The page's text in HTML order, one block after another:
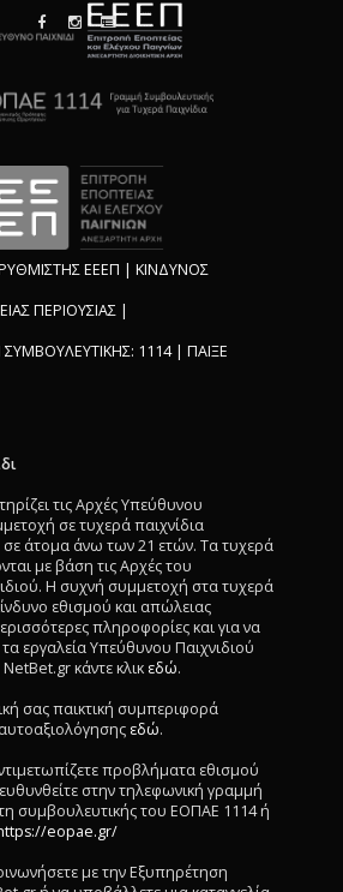
ΕΕΕΠ | ΚΙΝΔΥΝΟΣ
ΠΕΡΙΟΥΣΙΑΣ |
1114 | ΠΑΙΞΕ
τις Αρχές Υπεύθυνου
σε τυχερά παιχνίδια
σε άτομα άνω των 21 ετών. Τα τυχερά
με βάση τις Αρχές του
Η συχνή συμμετοχή στα τυχερά
εθισμού και απώλειας
πληροφορίες και για να
εργαλεία Υπεύθυνου Παιχνιδιού
κάντε κλικ εδώ.
σας παικτική συμπεριφορά
εδώ.
προβλήματα εθισμού
στην τηλεφωνική γραμμή
συμβουλευτικής του ΕΟΠΑΕ 1114 ή
eopae.gr/
με την Εξυπηρέτηση